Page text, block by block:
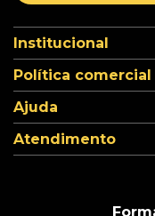
Institucional
Política comercial
Ajuda
Atendimento